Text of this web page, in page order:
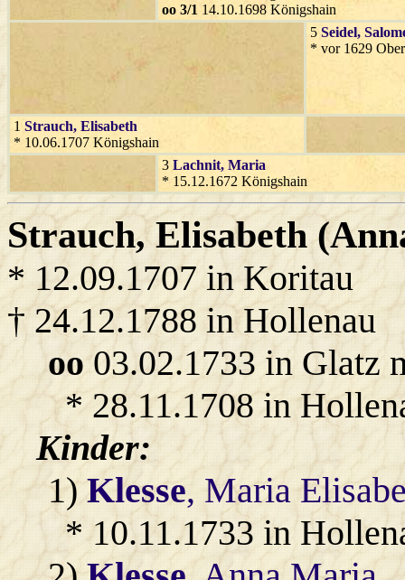
oo 3/1 14.10.1698 Königshain
5 Seidel,
* vor 1629
1 Strauch, Elisabeth
* 10.06.1707 Königshain
3 Lachnit, Maria
* 15.12.1672 Königshain
Strauch, Elisabeth
* 12.09.1707 in Koritau
† 24.12.1788 in Hollenau
oo03.02.1733 in Glatz
* 28.11.1708 in
Kinder:
1)Klesse, Maria
* 10.11.1733 in